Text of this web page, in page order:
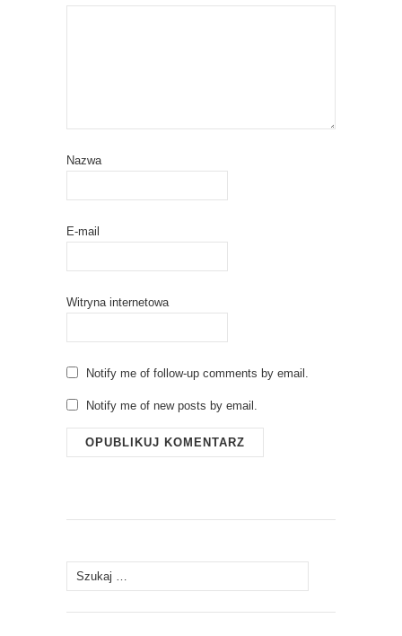
Nazwa
E-mail
Witryna internetowa
Notify me of follow-up comments by email.
Notify me of new posts by email.
Szukaj: